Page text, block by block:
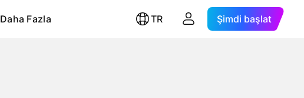
Daha Fazla TR Şimdi başlat